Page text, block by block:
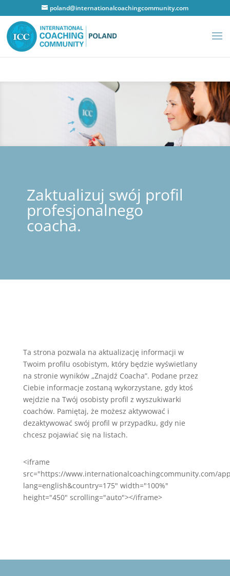
poland@internationalcoachingcommunity.com
Zaktualizuj swój profil
profesjonalnego
coacha.
Ta strona pozwala na aktualizację informacji w
Twoim profilu osobistym, który będzie wyświetlany
na stronie wyników „Znajdź Coacha”. Podane przez
Ciebie informacje zostaną wykorzystane, gdy ktoś
wejdzie na Twój osobisty profil z wyszukiwarki
coachów. Pamiętaj, że możesz aktywować i
dezaktywować swój profil w przypadku, gdy nie
chcesz pojawiać się na listach.
<iframe
src="https://www.internationalcoachingcommunity.com/
lang=english&country=175" width="100%"
height="450" scrolling="auto"></iframe>